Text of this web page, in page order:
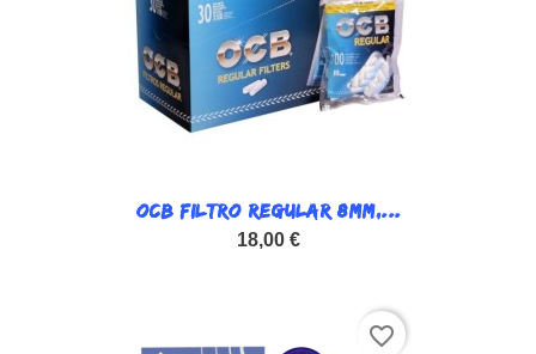
OCB FILTRO REGULAR 8MM,...
18,00 €
favorite_border